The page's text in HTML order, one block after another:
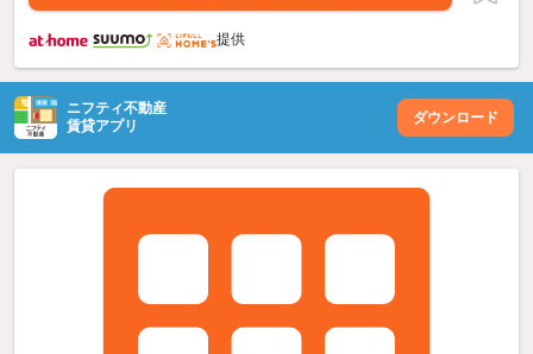
提供
ニフティ不動産
賃貸アプリ
ダウンロード